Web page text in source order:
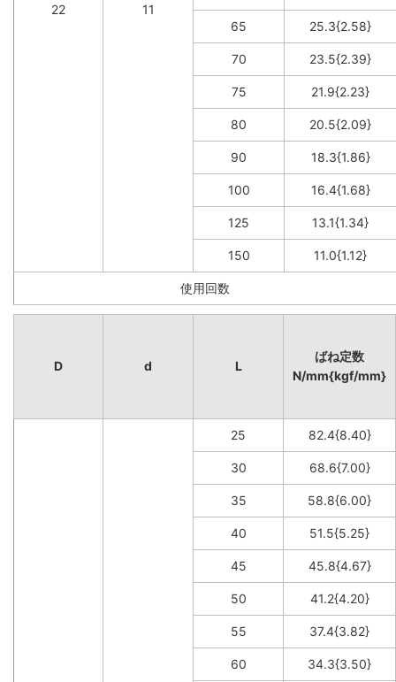
22 11
65 25.3{2.58}
70 23.5{2.39}
75 21.9{2.23}
80 20.5{2.09}
90 18.3{1.86}
100 16.4{1.68}
125 13.1{1.34}
150 11.0{1.12}
使用回数
D d L
ばね定数
N/mm{kgf/mm}
25 82.4{8.40}
30 68.6{7.00}
35 58.8{6.00}
40 51.5{5.25}
45 45.8{4.67}
50 41.2{4.20}
55 37.4{3.82}
60 34.3{3.50}